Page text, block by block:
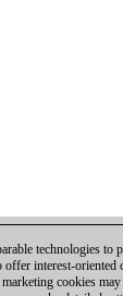
technologies
offer interest-
cookies